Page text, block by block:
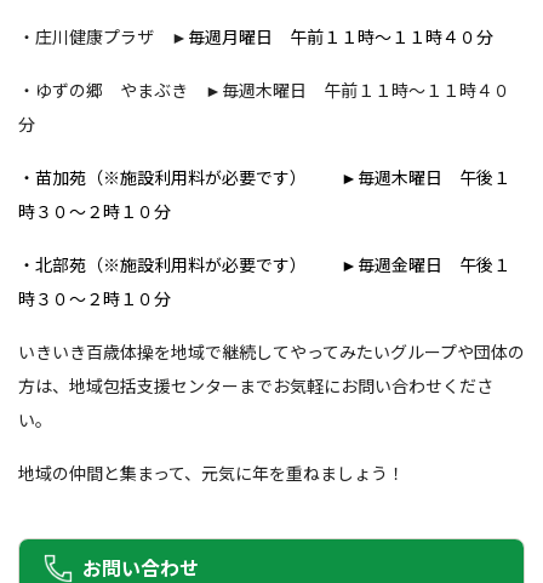
・庄川健康プラザ ► 毎週月曜日 午前１１時～１１時４０分
・ゆずの郷 やまぶき ►毎週木曜日 午前１１時～１１時４０
分
・苗加苑（※施設利用料が必要です） ► 毎週木曜日 午後１
時３０～２時１０分
・北部苑（※施設利用料が必要です） ► 毎週金曜日 午後１
時３０～２時１０分
いきいき百歳体操を地域で継続してやってみたいグループや団体の
方は、地域包括支援センターまでお気軽にお問い合わせくださ
い。
地域の仲間と集まって、元気に年を重ねましょう！
お問い合わせ